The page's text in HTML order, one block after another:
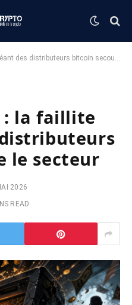
distributeurs bitcoin secoue le secteur
: la faillite
le secteur
2026
READ